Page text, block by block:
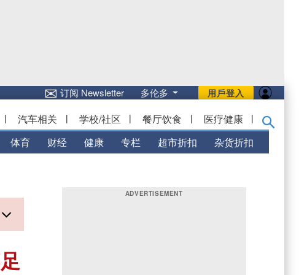
用戶登入
✉订阅 Newsletter 多伦多
| 汽车相关 | 学校/社区 | 餐厅饮食 | 医疗健康 |
体育 财经 健康 专栏 超市折扣 杂货折扣